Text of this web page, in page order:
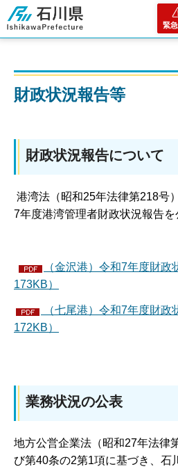
石川県
緊
財政状況報告等
財政状況報告について
港湾法（昭和25年法律第218号
7年度港湾管理者財政状況報告を
（金沢港）令和7年度財政
173KB）
（七尾港）令和7年度財政
172KB）
業務状況の公表
地方公営企業法（昭和27年法律
び第40条の2第1項に基づき、石